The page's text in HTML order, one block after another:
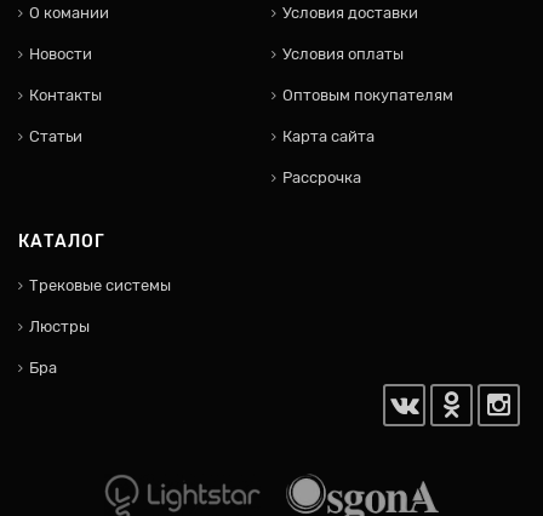
О комании
Новости
Контакты
Статьи
Условия доставки
Условия оплаты
Оптовым покупателям
Карта сайта
Рассрочка
КАТАЛОГ
Трековые системы
Люстры
Бра